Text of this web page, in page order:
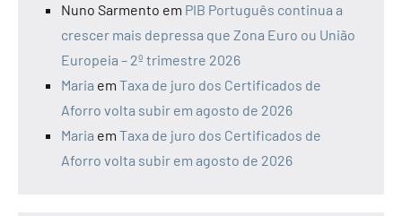
Nuno Sarmento em PIB Português continua a
crescer mais depressa que Zona Euro ou União
Europeia – 2º trimestre 2026
Maria em Taxa de juro dos Certificados de
Aforro volta subir em agosto de 2026
Maria em Taxa de juro dos Certificados de
Aforro volta subir em agosto de 2026